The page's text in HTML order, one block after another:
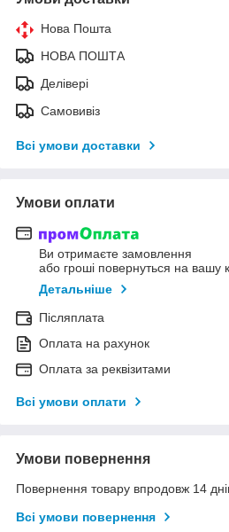
Нова Пошта
НОВА ПОШТА
Делівері
Самовивіз
Всі умови доставки
Умови оплати
Ви отримаєте замовлення
або гроші повернуться на вашу
Детальніше
Післяплата
Оплата на рахунок
Оплата за реквізитами
Всі умови оплати
Умови повернення
Повернення товару впродовж 14
Всі умови повернення